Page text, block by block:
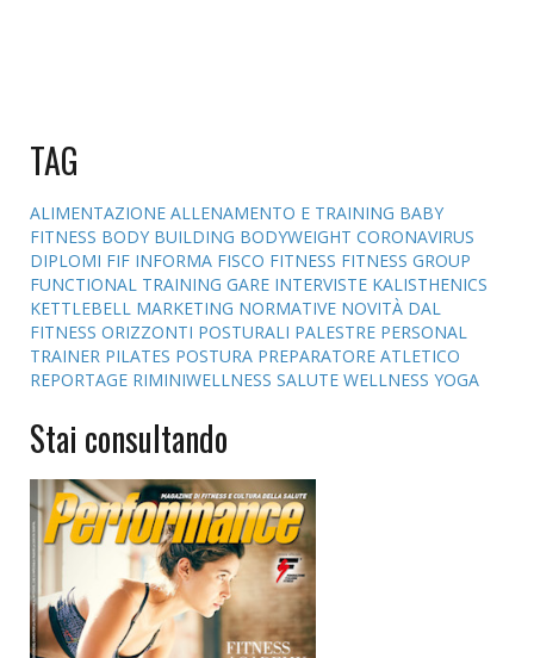
TAG
ALIMENTAZIONE ALLENAMENTO E TRAINING BABY
FITNESS BODY BUILDING BODYWEIGHT CORONAVIRUS
DIPLOMI FIF INFORMA FISCO FITNESS FITNESS GROUP
FUNCTIONAL TRAINING GARE INTERVISTE KALISTHENICS
KETTLEBELL MARKETING NORMATIVE NOVITÀ DAL
FITNESS ORIZZONTI POSTURALI PALESTRE PERSONAL
TRAINER PILATES POSTURA PREPARATORE ATLETICO
REPORTAGE RIMINIWELLNESS SALUTE WELLNESS YOGA
Stai consultando